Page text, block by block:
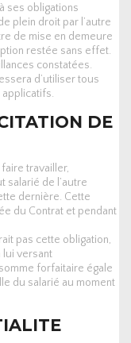
ses obligations
plein droit par l’autre
de mise en demeure
restée sans effet.
constatées.
d’utiliser tous
applicatifs.
DE
travailler,
salarié de l’autre
dernière. Cette
du Contrat et pendant
pas cette obligation,
lui versant
forfaitaire égale
du salarié au moment